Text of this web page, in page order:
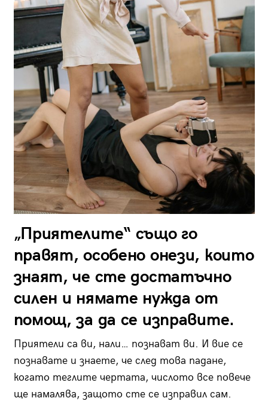
„Приятелите“ също го
правят, особено онези, които
знаят, че сте достатъчно
силен и нямате нужда от
помощ, за да се изправите.
Приятели са ви, нали… познават ви. И вие се
познавате и знаете, че след това падане,
когато теглите чертата, числото все повече
ще намалява, защото сте се изправил сам.